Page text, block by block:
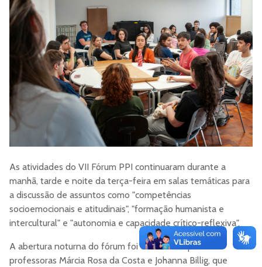
As atividades do VII Fórum PPI continuaram durante a
manhã, tarde e noite da terça-feira em salas temáticas para
a discussão de assuntos como "competências
socioemocionais e atitudinais", "formação humanista e
intercultural" e "autonomia e capacidade crítico-reflexiva".
A abertura noturna do fórum foi conduzidas pelas
professoras Márcia Rosa da Costa e Johanna Billig, que